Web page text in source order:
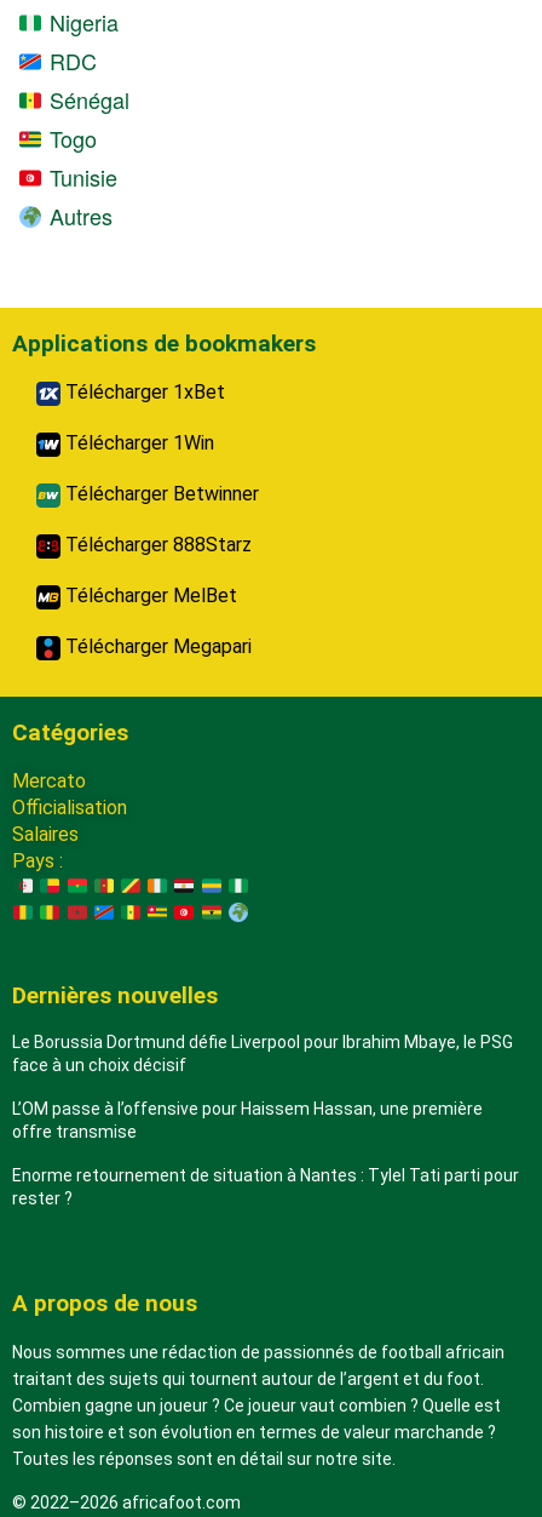
Nigeria
RDC
Sénégal
Togo
Tunisie
Autres
Applications de bookmakers
Télécharger 1xBet
Télécharger 1Win
Télécharger Betwinner
Télécharger 888Starz
Télécharger MelBet
Télécharger Megapari
Catégories
Mercato
Officialisation
Salaires
Pays :
Dernières nouvelles
Le Borussia Dortmund défie Liverpool pour Ibrahim Mbaye, le PSG
face à un choix décisif
L’OM passe à l’offensive pour Haissem Hassan, une première
offre transmise
Enorme retournement de situation à Nantes : Tylel Tati parti pour
rester ?
A propos de nous
Nous sommes une rédaction de passionnés de football africain
traitant des sujets qui tournent autour de l’argent et du foot.
Combien gagne un joueur ? Ce joueur vaut combien ? Quelle est
son histoire et son évolution en termes de valeur marchande ?
Toutes les réponses sont en détail sur notre site.
© 2022–2026 africafoot.com